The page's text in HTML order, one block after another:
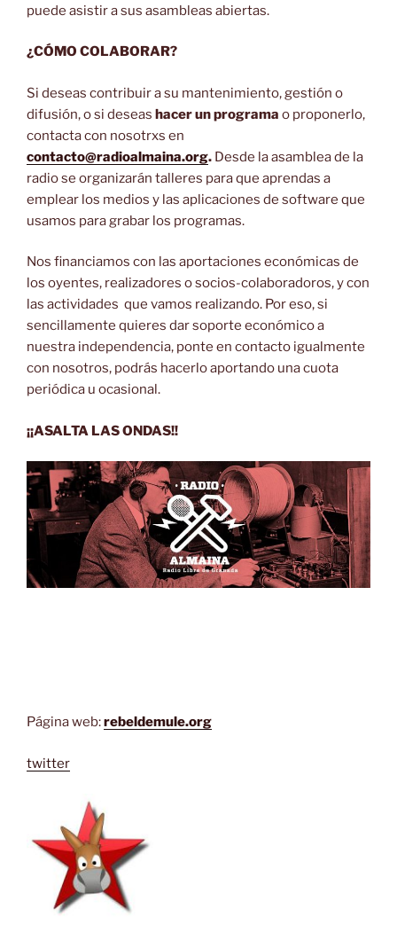
puede asistir a sus asambleas abiertas.
¿CÓMO COLABORAR?
Si deseas contribuir a su mantenimiento, gestión o
difusión, o si deseas hacer un programa o proponerlo,
contacta con nosotrxs en
contacto@radioalmaina.org. Desde la asamblea de la
radio se organizarán talleres para que aprendas a
emplear los medios y las aplicaciones de software que
usamos para grabar los programas.
Nos financiamos con las aportaciones económicas de
los oyentes, realizadores o socios-colaboradoros, y con
las actividades que vamos realizando. Por eso, si
sencillamente quieres dar soporte económico a
nuestra independencia, ponte en contacto igualmente
con nosotros, podrás hacerlo aportando una cuota
periódica u ocasional.
¡¡ASALTA LAS ONDAS!!
Página web:rebeldemule.org
twitter